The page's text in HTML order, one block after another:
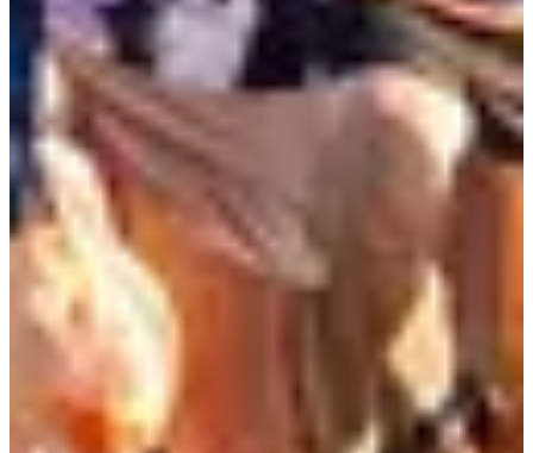
Dates d'inscription
Pas encore communiquées
Plus d'info
Plus d'info
Date à confirmer
700m enfants 3/8 ans
0.7
18:30
Running
Moins de 5 km